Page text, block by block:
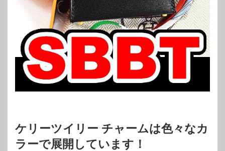
ケリーツイリー チャームは色々なカ
ラーで展開しています！